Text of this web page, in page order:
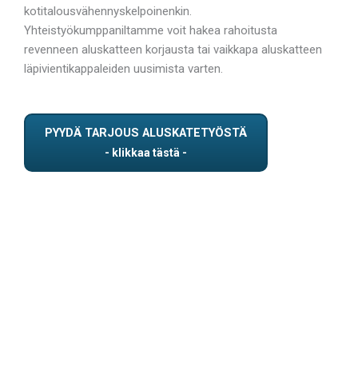
kotitalousvähennyskelpoinenkin.
Yhteistyökumppaniltamme voit hakea rahoitusta
revenneen aluskatteen korjausta tai vaikkapa aluskatteen
läpivientikappaleiden uusimista varten.
PYYDÄ TARJOUS ALUSKATETYÖSTÄ